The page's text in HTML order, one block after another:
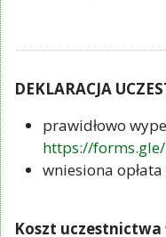
DEKLARACJA
prawidłowo
https://forms.gle/
wniesiona
Koszt uczestnictwa